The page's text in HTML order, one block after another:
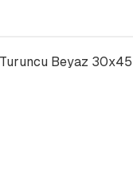
Turuncu Beyaz